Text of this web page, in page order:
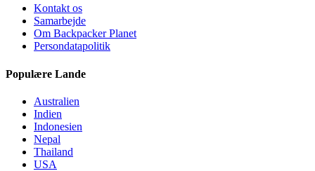
Kontakt os
Samarbejde
Om Backpacker Planet
Persondatapolitik
Populære Lande
Australien
Indien
Indonesien
Nepal
Thailand
USA